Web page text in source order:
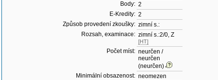
Body: 2
E-Kredity: 2
Způsob provedení zkoušky: zimní s.:
Rozsah, examinace: zimní s.:2/0, Z
[HT]
Počet míst: neurčen /
neurčen
(neurčen)
Minimální obsazenost: neomezen